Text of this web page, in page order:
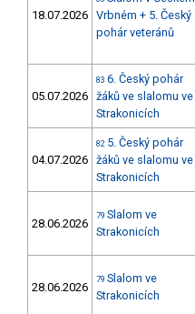
18.07.2026 Vrbném + 5. Český
pohár veteránů
05.07.2026
83 6. Český pohár
žáků ve slalomu ve
Strakonicích
04.07.2026
82 5. Český pohár
žáků ve slalomu ve
Strakonicích
28.06.2026
79 Slalom ve
Strakonicích
28.06.2026
79 Slalom ve
Strakonicích